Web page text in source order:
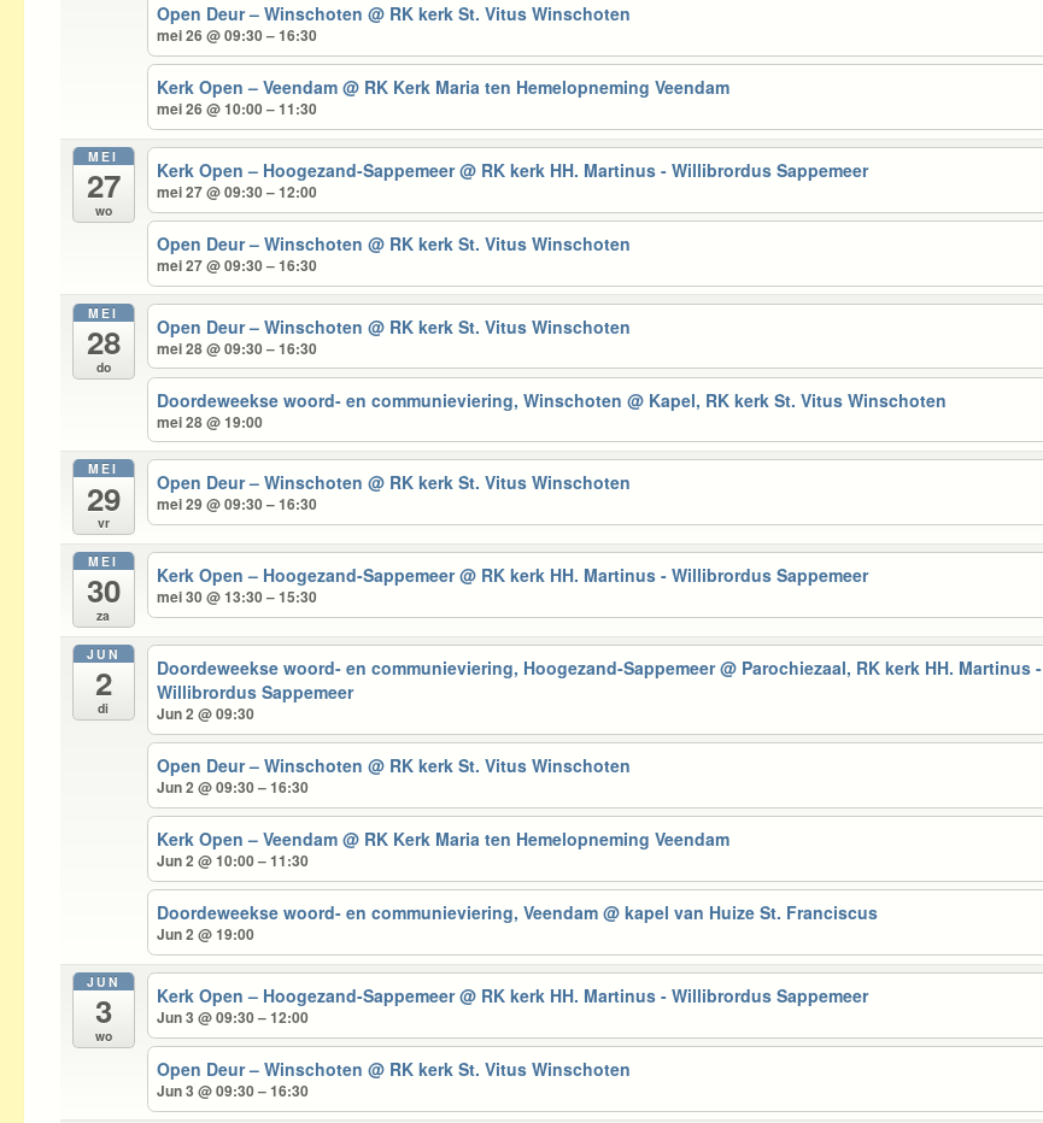
Open Deur – Winschoten@ RK kerk St. Vitus Winschoten
mei 26 @ 09:30 – 16:30
Kerk Open – Veendam@ RK Kerk Maria ten Hemelopneming Veendam
mei 26 @ 10:00 – 11:30
MEI
27
wo
Kerk Open – Hoogezand-Sappemeer@ RK kerk HH. Martinus - Willibrordus Sappemeer
mei 27 @ 09:30 – 12:00
Open Deur – Winschoten@ RK kerk St. Vitus Winschoten
mei 27 @ 09:30 – 16:30
MEI
28
do
Open Deur – Winschoten@ RK kerk St. Vitus Winschoten
mei 28 @ 09:30 – 16:30
Doordeweekse woord- en communieviering, Winschoten@ Kapel, RK kerk St. Vitus Winschoten
mei 28 @ 19:00
MEI
29
vr
Open Deur – Winschoten@ RK kerk St. Vitus Winschoten
mei 29 @ 09:30 – 16:30
MEI
30
za
Kerk Open – Hoogezand-Sappemeer@ RK kerk HH. Martinus - Willibrordus Sappemeer
mei 30 @ 13:30 – 15:30
JUN
2
di
Doordeweekse woord- en communieviering, Hoogezand-Sappemeer@ Parochiezaal, RK kerk HH. Martinus -
Willibrordus Sappemeer
Jun 2 @ 09:30
Open Deur – Winschoten@ RK kerk St. Vitus Winschoten
Jun 2 @ 09:30 – 16:30
Kerk Open – Veendam@ RK Kerk Maria ten Hemelopneming Veendam
Jun 2 @ 10:00 – 11:30
Doordeweekse woord- en communieviering, Veendam@ kapel van Huize St. Franciscus
Jun 2 @ 19:00
JUN
3
wo
Kerk Open – Hoogezand-Sappemeer@ RK kerk HH. Martinus - Willibrordus Sappemeer
Jun 3 @ 09:30 – 12:00
Open Deur – Winschoten@ RK kerk St. Vitus Winschoten
Jun 3 @ 09:30 – 16:30